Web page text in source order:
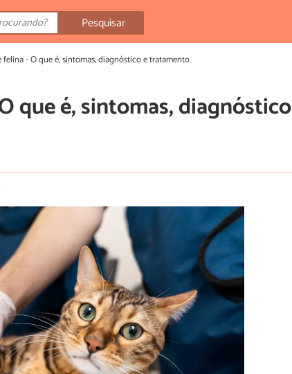
Pesquisar
felina - O que é, sintomas, diagnóstico e tratamento
que é, sintomas, diagnóstico